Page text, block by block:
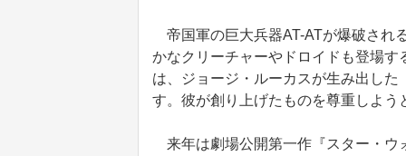
帝国軍の巨大兵器AT-ATが爆破され
かなクリーチャーやドロイドも登場
は、ジョージ・ルーカスが生み出し
す。彼が創り上げたものを尊重しよう
来年は劇場公開第一作『スター・ウ